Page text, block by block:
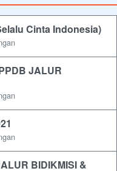
Cinta Indonesia)
JALUR
BIDIKMISI &